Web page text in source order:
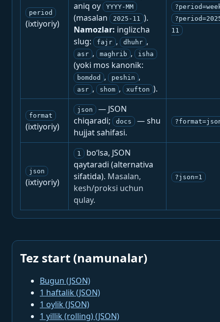
period
(ixtiyoriy)
aniq oy
YYYY-MM
(masalan 2025-11 ).
Namozlar: inglizcha
slug:
fajr , dhuhr ,
asr , maghrib , isha
(yoki mos kanonik:
bomdod , peshin ,
asr , shom , xufton ).
11
format
(ixtiyoriy)
json
— JSON
chiqaradi;
docs
— shu
hujjat sahifasi.
json
(ixtiyoriy)
1
bo‘lsa, JSON
qaytaradi (alternativa
sifatida). Masalan,
kesh/proksi uchun
qulay.
?json=1
Tez start (namunalar)
Bugun (JSON)
1 haftalik (JSON)
1 oylik (JSON)
1 yillik (rolling) (JSON)